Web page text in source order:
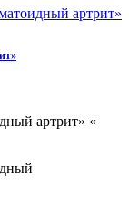
артрит»
артрит» «